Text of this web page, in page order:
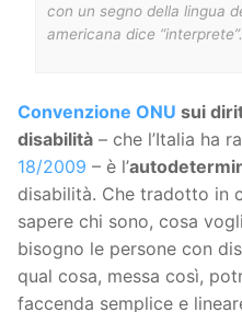
con un segno della lingua
americana dice “interprete”.
Convenzione ONU sui
disabilità – che l’Italia ha
18/2009 – è l’
disabilità. Che tradotto in
sapere chi sono, cosa
bisogno le persone con
qual cosa, messa così,
faccenda semplice e